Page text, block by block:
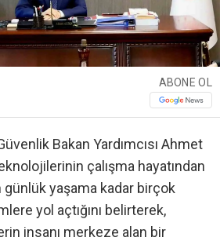
ABONE OL
Bakan Yardımcısı Ahmet
çalışma hayatından
yaşama kadar birçok
yol açtığını belirterek,
insanı merkeze alan bir